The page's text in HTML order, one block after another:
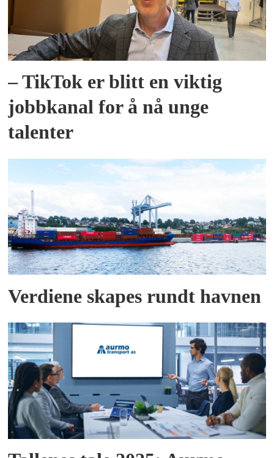
– TikTok er blitt en viktig
jobbkanal for å nå unge
talenter
Verdiene skapes rundt havnen